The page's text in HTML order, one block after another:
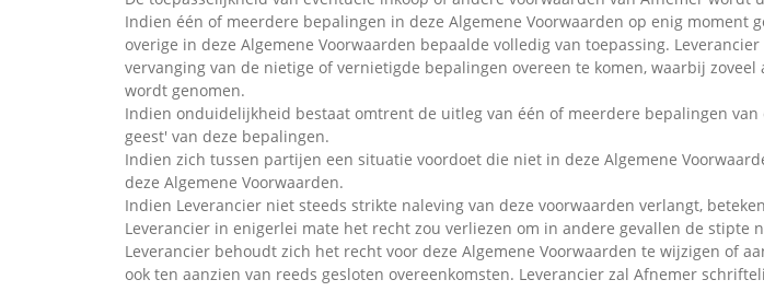
Indien één of meerdere bepalingen in deze Algemene Voorwaarden op enig
overige in deze Algemene Voorwaarden bepaalde volledig van toepassing.
vervanging van de nietige of vernietigde bepalingen overeen te komen, waarbij
wordt genomen.
Indien onduidelijkheid bestaat omtrent de uitleg van één of meerdere bepalingen
geest' van deze bepalingen.
Indien zich tussen partijen een situatie voordoet die niet in deze Algemene
deze Algemene Voorwaarden.
Indien Leverancier niet steeds strikte naleving van deze voorwaarden verlangt,
Leverancier in enigerlei mate het recht zou verliezen om in andere gevallen de stipte
Leverancier behoudt zich het recht voor deze Algemene Voorwaarden te wijzigen of
ook ten aanzien van reeds gesloten overeenkomsten. Leverancier zal Afnemer